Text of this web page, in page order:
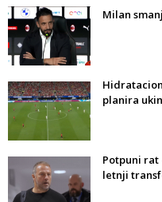
Milan
planira
Potpuni rat
letnji